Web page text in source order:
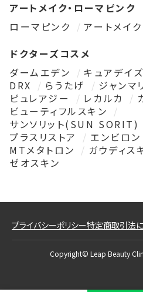
アートメイク・ローマピンク
ローマピンク
アートメイク
ドクターズコスメ
ダームエデン
キュアデイズ
DRX
らうたげ
ジャンマ
ピュレアジー
レカルカ
ビューティフルスキン
サンソリット(SUN SORIT)
プラスリストア
エンビロン
MTメタトロン
ガウディス
ゼオスキン
プライバシーポリシー特定商取引法
Copyright© Leap Beauty